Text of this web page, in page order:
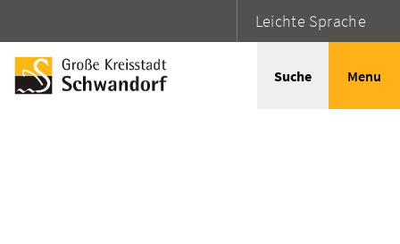
Leichte Sprache
Suche Menu